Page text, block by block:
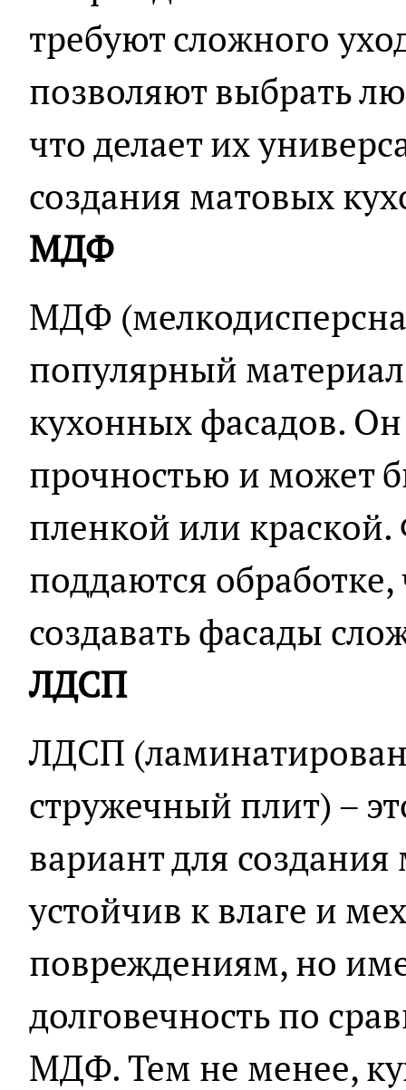
требуют сложного
позволяют выбрать
что делает их
создания матовых
МДФ
МДФ
популярный
кухонных фасадов.
прочностью и может
пленкой или
поддаются обработке,
создавать фасады
ЛДСП
ЛДСП
стружечный плит) –
вариант для
устойчив к влаге и
повреждениям, но
долговечность по
МДФ. Тем не менее,